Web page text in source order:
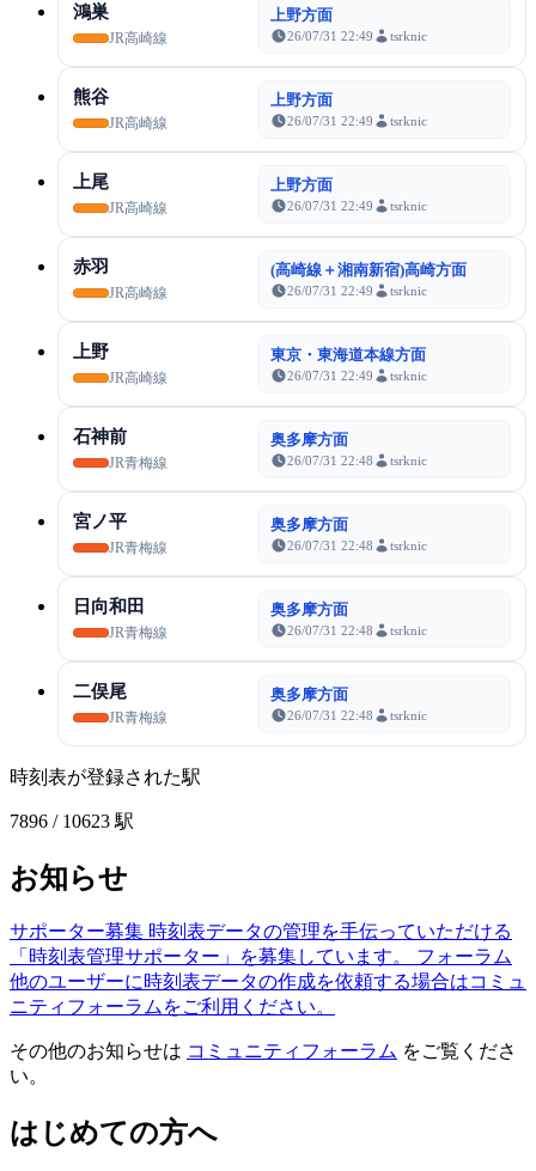
鴻巣
JR高崎線
上野方面
26/07/31 22:49 tsrknic
熊谷
JR高崎線
上野方面
26/07/31 22:49 tsrknic
上尾
JR高崎線
上野方面
26/07/31 22:49 tsrknic
赤羽
JR高崎線
(高崎線＋湘南新宿)高崎方面
26/07/31 22:49 tsrknic
上野
JR高崎線
東京・東海道本線方面
26/07/31 22:49 tsrknic
石神前
JR青梅線
奥多摩方面
26/07/31 22:48 tsrknic
宮ノ平
JR青梅線
奥多摩方面
26/07/31 22:48 tsrknic
日向和田
JR青梅線
奥多摩方面
26/07/31 22:48 tsrknic
二俣尾
JR青梅線
奥多摩方面
26/07/31 22:48 tsrknic
時刻表が登録された駅
7896 / 10623 駅
お知らせ
サポーター募集 時刻表データの管理を手伝っていただける
「時刻表管理サポーター」を募集しています。
フォーラム
他のユーザーに時刻表データの作成を依頼する場合はコミュ
ニティフォーラムをご利用ください。
その他のお知らせは コミュニティフォーラム をご覧くださ
い。
はじめての方へ